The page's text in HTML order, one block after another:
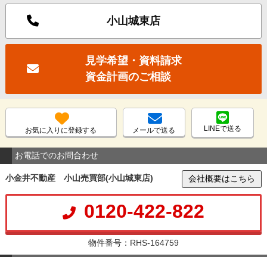
小山城東店
見学希望・資料請求
資金計画のご相談
お気に入りに登録する メールで送る LINEで送る
お電話でのお問合わせ
小金井不動産 小山売買部(小山城東店) 会社概要はこちら
0120-422-822
物件番号：RHS-164759